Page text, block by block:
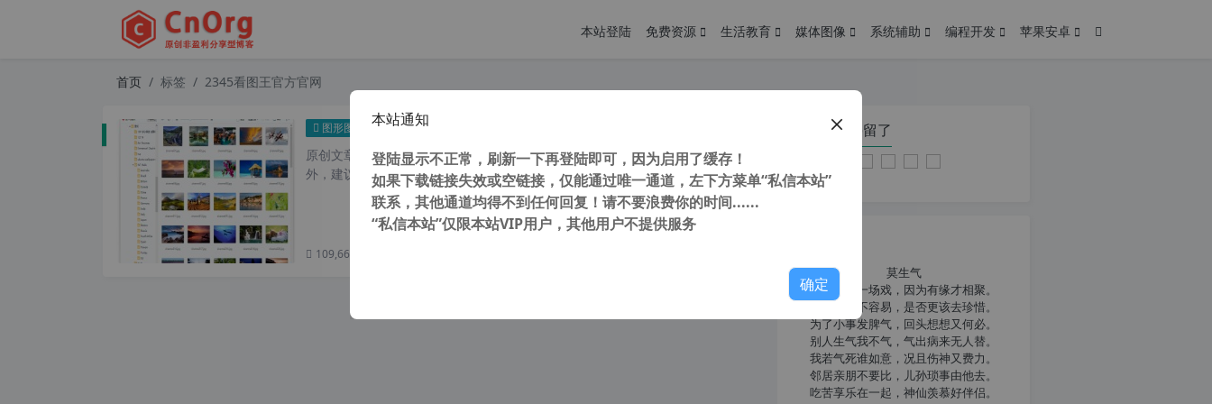
本站登陆 免费资源 生活教育 媒体图像 系统辅助 编程开发 苹果安卓
首页 标签 2345看图王官方官网
图形图像 2345看图王 v13.1.0.12047 去广告绿色安装版 最后支持pdf与CAD版 官方已经收费
原创文章，转载请注明： 转载自cnorg.12hp.de 注意：由于网站空间位于国
外，建议避开晚上的访问高峰期...
109,663 次浏览
您在本页停留了
莫生气
人生就像一场戏，因为有缘才相聚。
相扶到老不容易，是否更该去珍惜。
为了小事发脾气，回头想想又何必。
别人生气我不气，气出病来无人替。
我若气死谁如意，况且伤神又费力。
邻居亲朋不要比，儿孙琐事由他去。
吃苦享乐在一起，神仙羡慕好伴侣。
本站通知
登陆显示不正常，刷新一下再登陆即可，因为启用了缓存！
如果下载链接失效或空链接，仅能通过唯一通道，左下方菜单“私信本站”
联系，其他通道均得不到任何回复！请不要浪费你的时间......
“私信本站”仅限本站VIP用户，其他用户不提供服务
确定